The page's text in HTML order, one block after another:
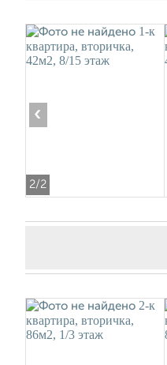
2/2
‹